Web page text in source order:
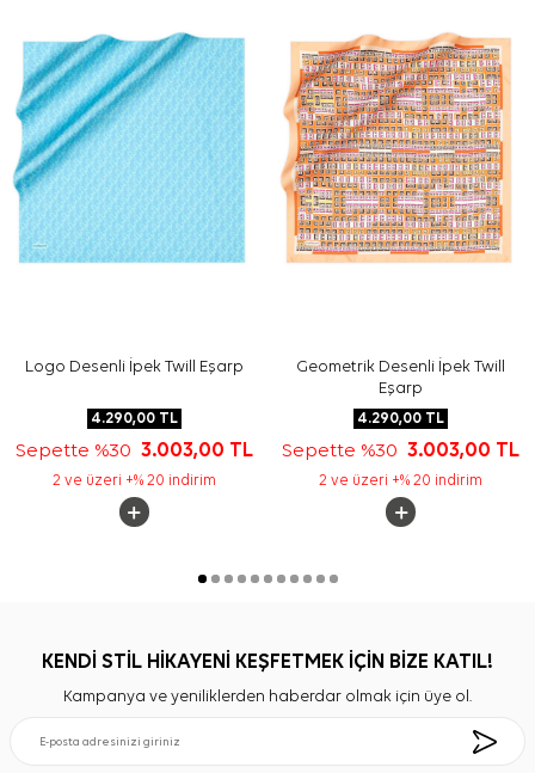
izleyiniz. İpek ve hassas eşarp bakımında, etikete uygun
elde hassas bakım gerektiren durumlardaAker İpek
Eşarp Şampuanı kullanabilirsiniz.
Sıkça Sorulan Sorular
Beyaz İpek Tivil Kare Çiçekli Eşarp ölçüsü nedir?
Bu ürün hangi desen ve renklere sahiptir?
Cacharel eşarp günlük kullanım için uygun mu?
İpek tivil eşarp nasıl kombinlenir?
Logo Desenli İpek Twill Eşarp
4.290,00TL
Sepette %30 3.003,00 TL
2 ve üzeri +% 20 indirim
Geometrik Desenli İpek Twill
Eşarp
4.290,00 TL
Sepette %303.003,00 TL
2 ve üzeri +% 20 indirim
KENDİ STİL HİKAYENİ KEŞFETMEK İÇİN BİZE KATIL!
Kampanya ve yeniliklerden haberdar olmak için üye ol.